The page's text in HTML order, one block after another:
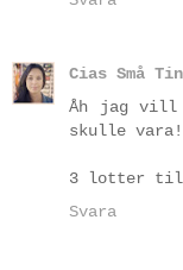
Cias Små
Åh jag vill
skulle vara!
3 lotter till
Svara